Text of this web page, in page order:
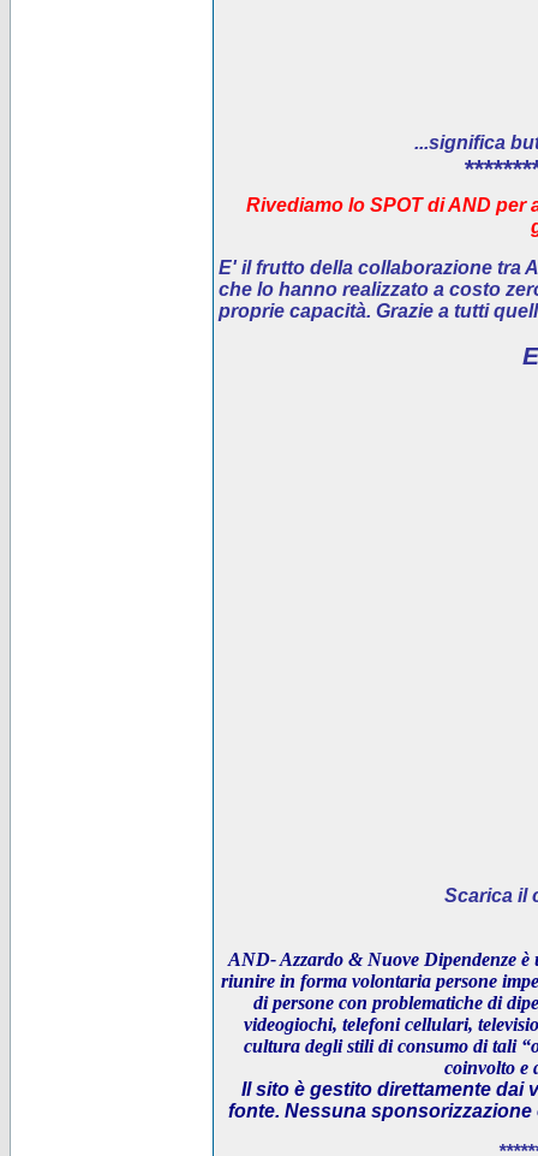
...significa
Rivediamo lo SPOT di AND
E' ilfrutto della collaborazione tra
che lo hanno realizzato a costo
proprie capacità. Grazie a tutti
Scarica il
AND- Azzardo & Nuove Dipendenze è
riunire in forma volontaria persone
di persone con problematiche di
videogiochi, telefoni cellulari,
cultura degli stili di consumo di tali
coinvolto e
Il sito è gestito direttamente dai
fonte. Nessuna